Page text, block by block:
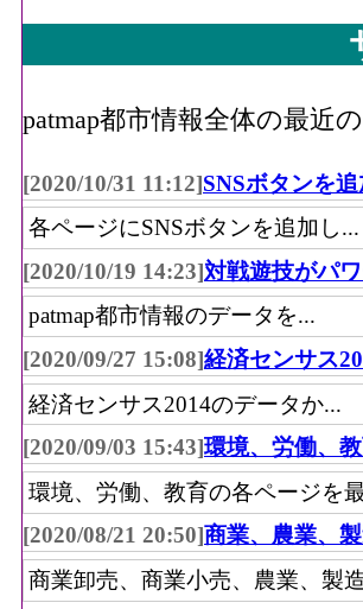
patmap都市情報全体の最近
[2020/10/31 11:12]SNSボタンを追
各ページにSNSボタンを追加し...
[2020/10/19 14:23]対戦遊技がパ
patmap都市情報のデータを...
[2020/09/27 15:08]経済センサス
経済センサス2014のデータか...
[2020/09/03 15:43]環境、労働、
環境、労働、教育の各ページを
[2020/08/21 20:50]商業、農業、
商業卸売、商業小売、農業、製